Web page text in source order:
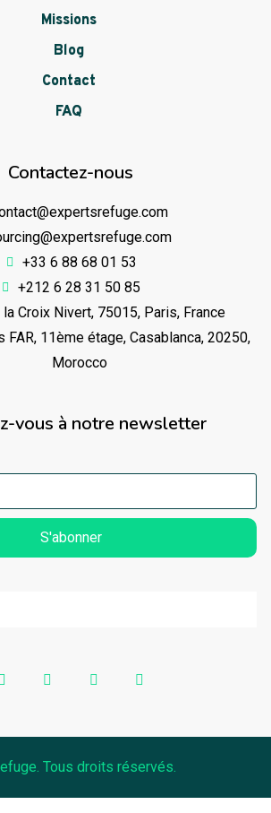
Missions
Blog
Contact
FAQ
Contactez-nous
+33 6 88 68 01 53
+212 6 28 31 50 85
Croix Nivert, 75015, Paris, France
FAR, 11ème étage, Casablanca, 20250,
Morocco
vous à notre newsletter
S'abonner
Tous droits réservés.